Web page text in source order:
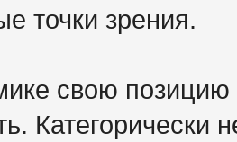
точки зрения.
свою
Категорически